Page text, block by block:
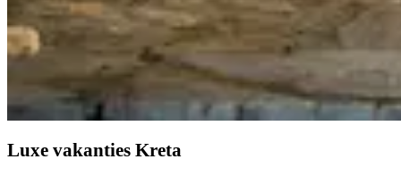
Luxe vakanties Kreta